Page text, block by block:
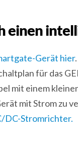
Gerät hier.
für das
mit einem
mit Strom zu
DC-Stromrichter.